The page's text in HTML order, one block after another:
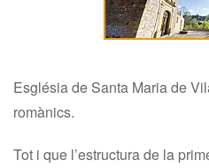
Església de Santa Maria de
romànics.
Tot i que l’estructura de la